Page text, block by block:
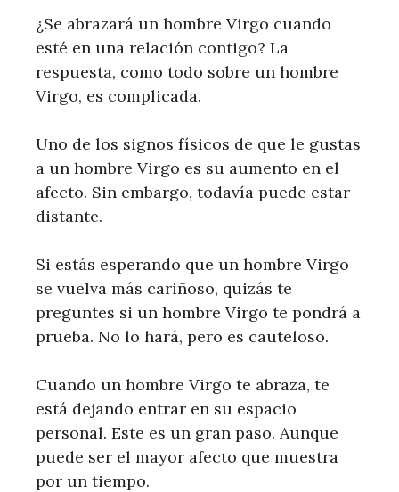
¿Se abrazará un hombre Virgo cuando
esté en una relación contigo? La
respuesta, como todo sobre un hombre
Virgo, es complicada.
Uno de los signos físicos de que le gustas
a un hombre Virgo es su aumento en el
afecto. Sin embargo, todavía puede estar
distante.
Si estás esperando que un hombre Virgo
se vuelva más cariñoso, quizás te
preguntes si un hombre Virgo te pondrá a
prueba. No lo hará, pero es cauteloso.
Cuando un hombre Virgo te abraza, te
está dejando entrar en su espacio
personal. Este es un gran paso. Aunque
puede ser el mayor afecto que muestra
por un tiempo.